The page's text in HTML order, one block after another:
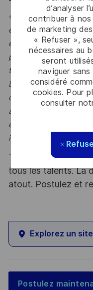
d’analyser
contribuer à
de marketing
« Refuser »,
nécessaires au
seront
naviguer
considéré
cookies. Pour
consulter
« Rejoignez la Solution
et évoluez au sein
expérimentés, garants
programmes spatiaux
technologiques et
Dans un
d’expertise, vous
architectures
étroit avec les équipes
institutionnels ou export
Thales, entreprise
tous les talents. La
atout. Postulez et
Explorez un site
Postulez